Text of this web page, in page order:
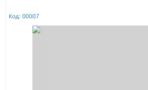
Код: 00007